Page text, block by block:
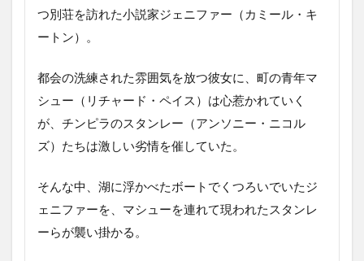
スピ
ッ
ト・
ン・
ユ
ア・
グレ
イヴ
イ・
スピ
ト・
つ別荘を訪れた小説家ジェニファー（カミール・キ
ートン）。
都会の洗練された雰囲気を放つ彼女に、町の青年マ
シュー（リチャード・ペイス）は心惹かれていく
が、チンピラのスタンレー（アンソニー・ニコル
ズ）たちは激しい劣情を催していた。
そんな中、湖に浮かべたボートでくつろいでいたジ
ェニファーを、マシューを連れて現われたスタンレ
ーらが襲い掛かる。